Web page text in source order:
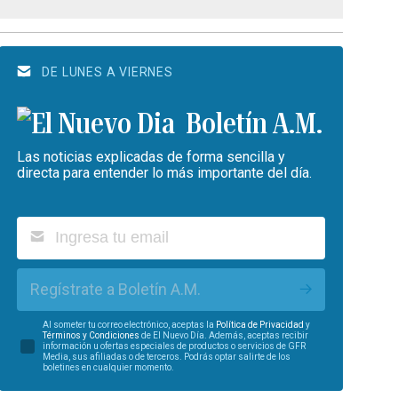
DE LUNES A VIERNES
Boletín A.M.
Las noticias explicadas de forma sencilla y
directa para entender lo más importante del día.
Regístrate a Boletín A.M.
Al someter tu correo electrónico, aceptas la Política de Privacidad y
Términos y Condiciones de El Nuevo Día. Además, aceptas recibir
información u ofertas especiales de productos o servicios de GFR
Media, sus afiliadas o de terceros. Podrás optar salirte de los
boletines en cualquier momento.